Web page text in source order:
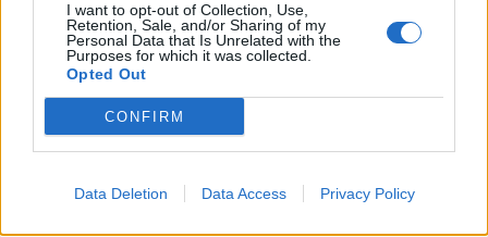
I want to opt-out of Collection, Use,
Retention, Sale, and/or Sharing of my
Personal Data that Is Unrelated with the
Purposes for which it was collected.
Opted Out
CONFIRM
Data Deletion Data Access Privacy Policy
08/08/2026 - 10:54 ΤΕΧΝΟΛΟΓΙΑ
DIRECTION BUSINESS NETWORK